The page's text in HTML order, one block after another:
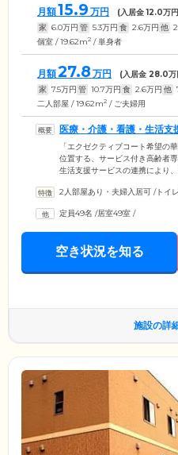
月額15.9 万円 (入居金12.0万
家 6.0万円 管 5.3万円 食 2.6万円 他
個室 / 19.62m2 / 単身者
月額27.8 万円 (入居金 28.0万
家 7.5万円 管 10.7万円 食 2.6万円 他
二人部屋 / 19.62m2 / ご夫婦用
医療・介護・看護・生活支
な生活が送れます
「エクゼクティブコート希望の
位置する、サービス付き高齢者
生活支援サービスの連携により
問薬剤も対応可能なので、お気
の生活と変わらず、のびのびと
保たれた住まいで自由に生活し
2人部屋あり・夫婦入居可 /トイ
定員49名 /居室49室 /
空き状況を知る
施設の詳